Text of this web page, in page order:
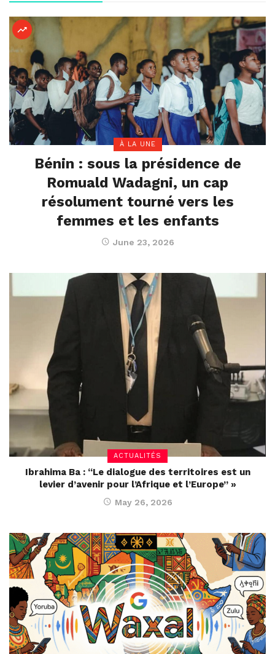
À LA UNE
Bénin : sous la présidence de
Romuald Wadagni, un cap
résolument tourné vers les
femmes et les enfants
June 23, 2026
ACTUALITÉS
Ibrahima Ba : “Le dialogue des territoires est un
levier d’avenir pour l’Afrique et l’Europe” »
May 26, 2026